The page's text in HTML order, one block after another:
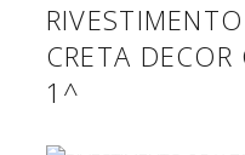
CRETA DECOR
1^